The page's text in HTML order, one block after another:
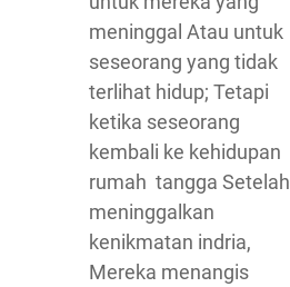
meninggal Atau untuk
seseorang yang tidak
terlihat hidup; Tetapi
ketika seseorang
kembali ke kehidupan
rumah tangga Setelah
meninggalkan
kenikmatan indria,
Mereka menangis